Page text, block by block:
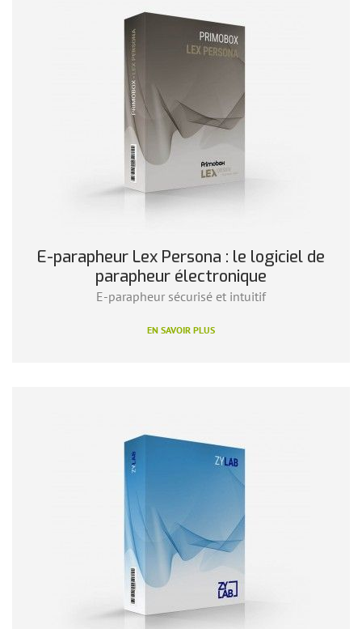
E-parapheur Lex Persona : le logiciel de
parapheur électronique
E-parapheur sécurisé et intuitif
EN SAVOIR PLUS